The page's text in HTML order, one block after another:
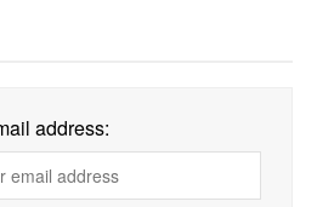
address: